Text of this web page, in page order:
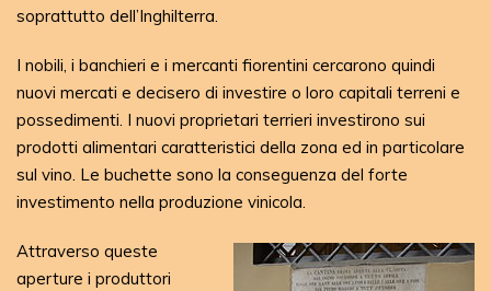
soprattutto dell’Inghilterra.
I nobili, i banchieri e i mercanti fiorentini cercarono quindi
nuovi mercati e decisero di investire o loro capitali terreni e
possedimenti. I nuovi proprietari terrieri investirono sui
prodotti alimentari caratteristici della zona ed in particolare
sul vino. Le buchette sono la conseguenza del forte
investimento nella produzione vinicola.
Attraverso queste
aperture i produttori